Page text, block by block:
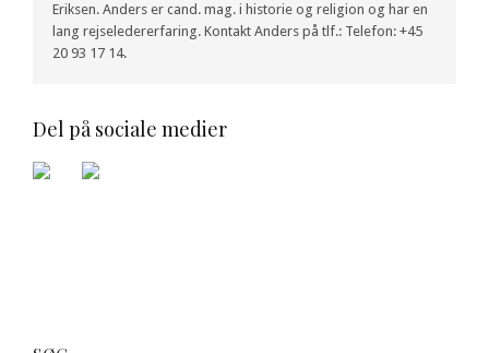
Eriksen. Anders er cand. mag. i historie og religion og har en
lang rejseledererfaring. Kontakt Anders på tlf.: Telefon: +45
20 93 17 14.
Del på sociale medier